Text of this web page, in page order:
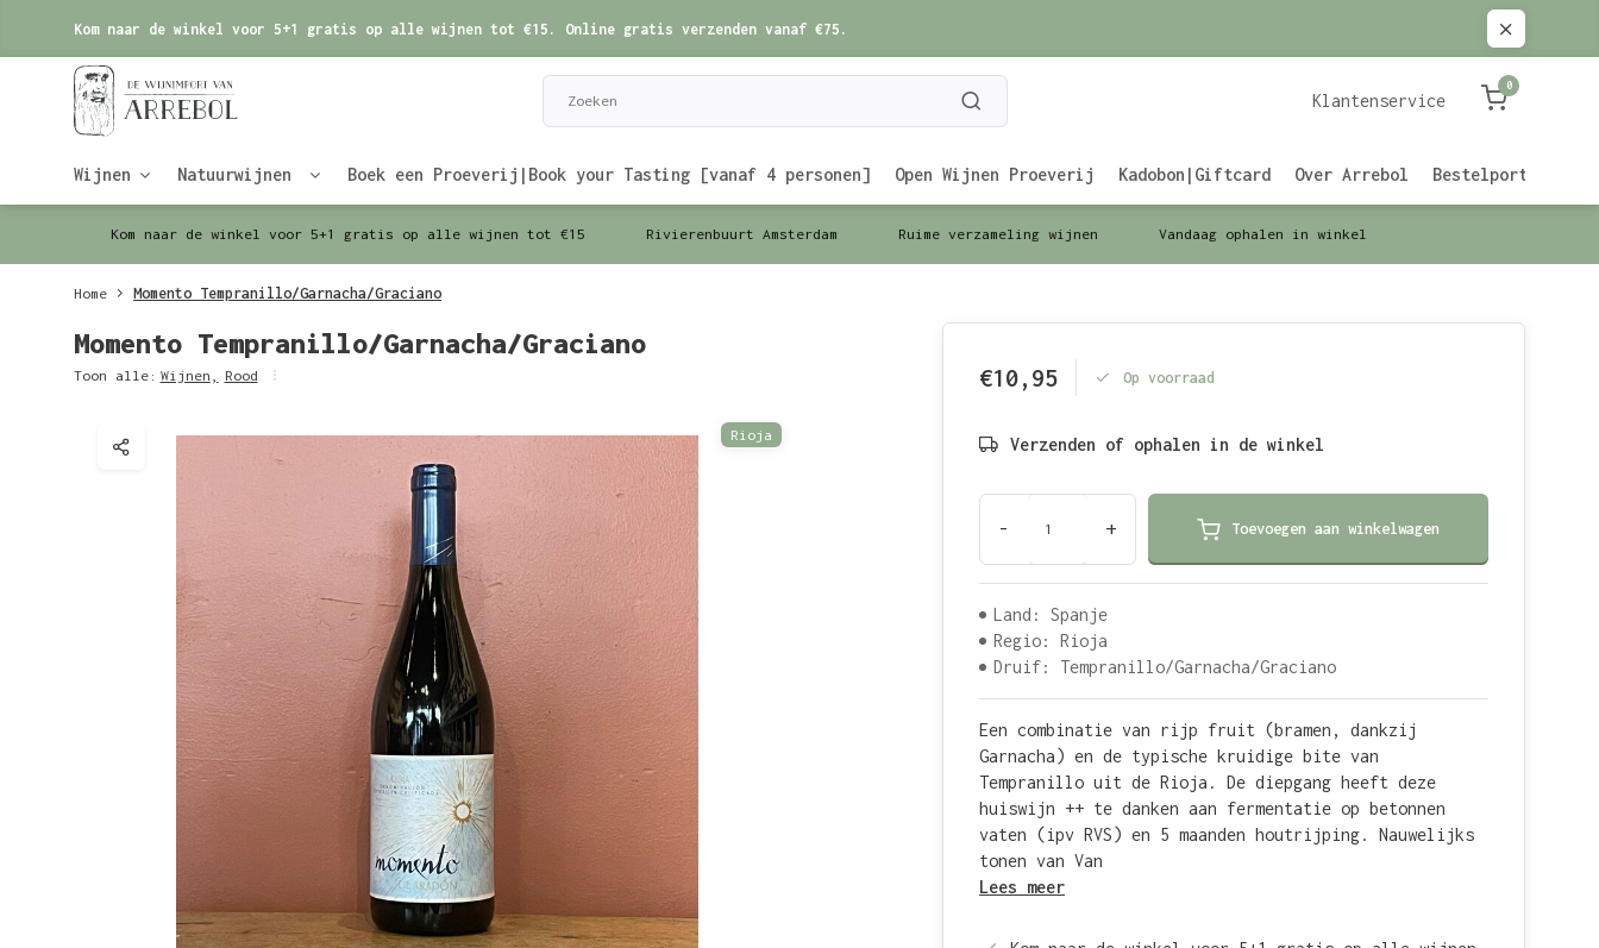
Kom naar de winkel voor 5+1 gratis op alle wijnen tot €15. Online gratis verzenden vanaf €75.
Klantenservice
0
Wijnen Natuurwijnen Boek een Proeverij|Book your Tasting [vanaf 4 personen] Open Wijnen Proeverij Kadobon|Giftcard Over Arrebol Bestelportaal
Kom naar de winkel voor 5+1 gratis op alle wijnen tot €15 Rivierenbuurt Amsterdam Ruime verzameling wijnen Vandaag ophalen in winkel
Home Momento Tempranillo/Garnacha/Graciano
Momento Tempranillo/Garnacha/Graciano
Toon alle: Wijnen , Rood
Rioja
€10,95 Op voorraad
Verzenden of ophalen in de winkel
- + Toevoegen aan winkelwagen
Land: Spanje
Regio: Rioja
Druif: Tempranillo/Garnacha/Graciano
Een combinatie van rijp fruit (bramen, dankzij
Garnacha) en de typische kruidige bite van
Tempranillo uit de Rioja. De diepgang heeft deze
huiswijn ++ te danken aan fermentatie op betonnen
vaten (ipv RVS) en 5 maanden houtrijping. Nauwelijks
tonen van Van
Lees meer